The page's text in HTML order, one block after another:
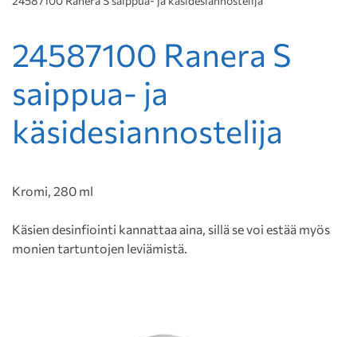
24587100 Ranera S
saippua- ja
käsidesiannostelija
Kromi, 280 ml
Käsien desinfiointi kannattaa aina, sillä se voi estää myös
monien tartuntojen leviämistä.